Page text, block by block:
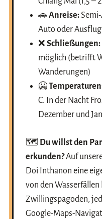
🚗 Anreise:
Auto oder
❌ Schließungen:
möglich (betrifft
Wanderungen)
🥶
C. In der Nacht
Dezember und
🗺️ Du willst den
erkunden?Auf
Doi Inthanon eine
von den Wasserfällen
Zwillingspagoden,
Google-Maps-